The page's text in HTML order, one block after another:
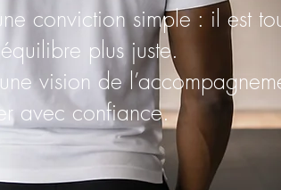
conviction simple : il est
plus juste.
vision de
avec confiance.